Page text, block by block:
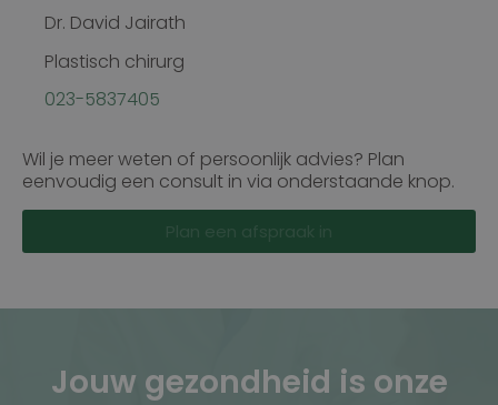
Dr. David Jairath
Plastisch chirurg
023-5837405
Wil je meer weten of persoonlijk advies? Plan
eenvoudig een consult in via onderstaande knop.
Jouw gezondheid is onze